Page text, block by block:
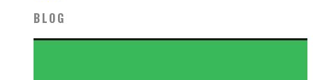
BLOG